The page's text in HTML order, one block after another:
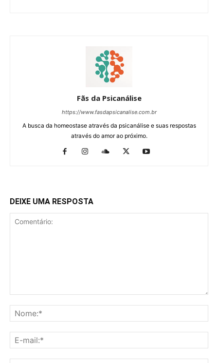
Fãs da Psicanálise
https://www.fasdapsicanalise.com.br
A busca da homeostase através da psicanálise e suas respostas
através do amor ao próximo.
DEIXE UMA RESPOSTA